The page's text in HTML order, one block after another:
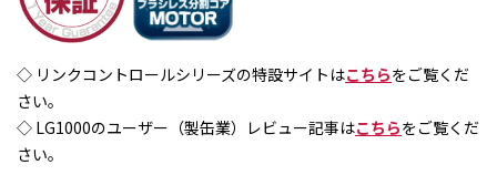
◇ リンクコントロールシリーズの特設サイトはこちらをご覧くだ
さい。
◇ LG1000のユーザー（製缶業）レビュー記事はこちらをご覧くだ
さい。